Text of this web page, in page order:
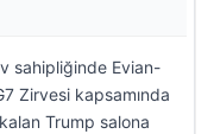
sahipliğinde Evian-
Zirvesi kapsamında
Trump salona